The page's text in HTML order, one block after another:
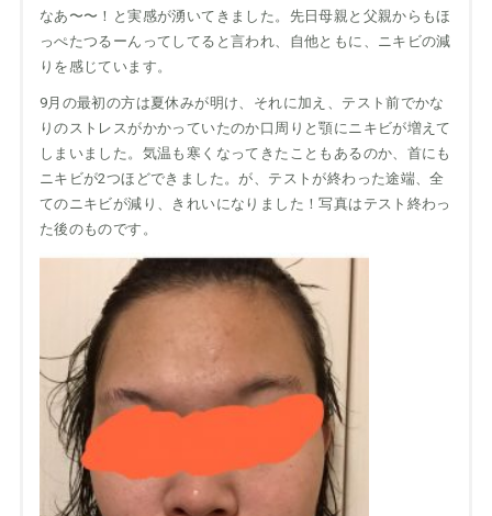
なあ〜〜！と実感が湧いてきました。先日母親と父親からもほ
っぺたつるーんってしてると言われ、自他ともに、ニキビの減
りを感じています。
9月の最初の方は夏休みが明け、それに加え、テスト前でかな
りのストレスがかかっていたのか口周りと顎にニキビが増えて
しまいました。気温も寒くなってきたこともあるのか、首にも
ニキビが2つほどできました。が、テストが終わった途端、全
てのニキビが減り、きれいになりました！写真はテスト終わっ
た後のものです。